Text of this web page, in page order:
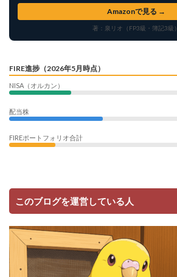
Amazonで見る →
著：泉リオ（FP3級・簿記3級）
FIRE進捗（2026年5月時点）
NISA（オルカン）
配当株
FIREポートフォリオ合計
このブログを運営している人